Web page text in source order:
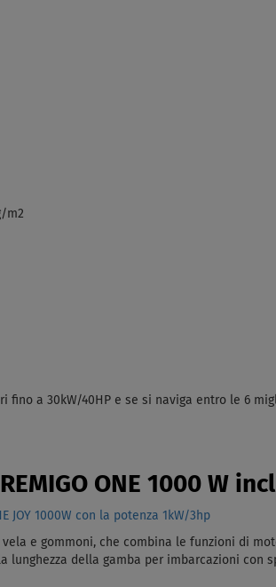
m2
a 30kW/40HP e se si naviga entro le 6
ONE 1000 W
JOY 1000W con la potenza 1kW/3hp
e gommoni, che combina le funzioni di
lunghezza della gamba per imbarcazioni con